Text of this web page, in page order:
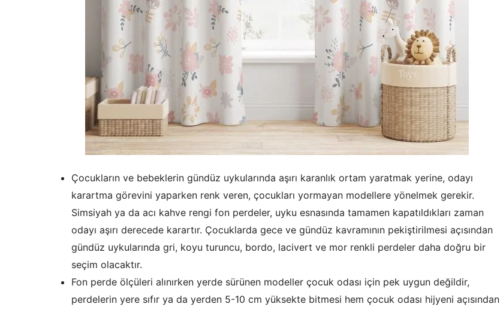
Çocukların ve bebeklerin gündüz uykularında aşırı karanlık ortam yaratmak yerine, odayı
karartma görevini yaparken renk veren, çocukları yormayan modellere yönelmek gerekir.
Simsiyah ya da acı kahve rengi fon perdeler, uyku esnasında tamamen kapatıldıkları zaman
odayı aşırı derecede karartır. Çocuklarda gece ve gündüz kavramının pekiştirilmesi açısından
gündüz uykularında gri, koyu turuncu, bordo, lacivert ve mor renkli perdeler daha doğru bir
seçim olacaktır.
Fon perde ölçüleri alınırken yerde sürünen modeller çocuk odası için pek uygun değildir,
perdelerin yere sıfır ya da yerden 5-10 cm yüksekte bitmesi hem çocuk odası hijyeni açısından